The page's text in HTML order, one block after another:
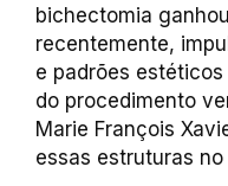
bichectomia
recentemente,
e padrões
do procedimento
Marie François
essas estruturas no